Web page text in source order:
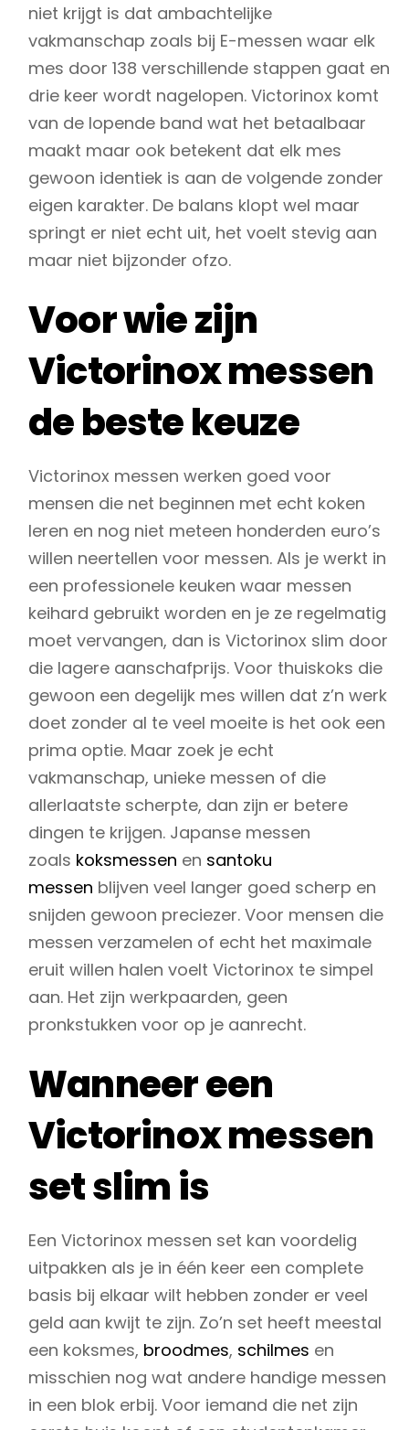
niet krijgt is dat ambachtelijke
vakmanschap zoals bij E-messen waar elk
mes door 138 verschillende stappen gaat en
drie keer wordt nagelopen. Victorinox komt
van de lopende band wat het betaalbaar
maakt maar ook betekent dat elk mes
gewoon identiek is aan de volgende zonder
eigen karakter. De balans klopt wel maar
springt er niet echt uit, het voelt stevig aan
maar niet bijzonder ofzo.
Voor wie zijn
Victorinox messen
de beste keuze
Victorinox messen werken goed voor
mensen die net beginnen met echt koken
leren en nog niet meteen honderden euro’s
willen neertellen voor messen. Als je werkt in
een professionele keuken waar messen
keihard gebruikt worden en je ze regelmatig
moet vervangen, dan is Victorinox slim door
die lagere aanschafprijs. Voor thuiskoks die
gewoon een degelijk mes willen dat z’n werk
doet zonder al te veel moeite is het ook een
prima optie. Maar zoek je echt
vakmanschap, unieke messen of die
allerlaatste scherpte, dan zijn er betere
dingen te krijgen. Japanse messen
zoals koksmessen en santoku
messen blijven veel langer goed scherp en
snijden gewoon preciezer. Voor mensen die
messen verzamelen of echt het maximale
eruit willen halen voelt Victorinox te simpel
aan. Het zijn werkpaarden, geen
pronkstukken voor op je aanrecht.
Wanneer een
Victorinox messen
set slim is
Een Victorinox messen set kan voordelig
uitpakken als je in één keer een complete
basis bij elkaar wilt hebben zonder er veel
geld aan kwijt te zijn. Zo’n set heeft meestal
een koksmes, broodmes, schilmes en
misschien nog wat andere handige messen
in een blok erbij. Voor iemand die net zijn